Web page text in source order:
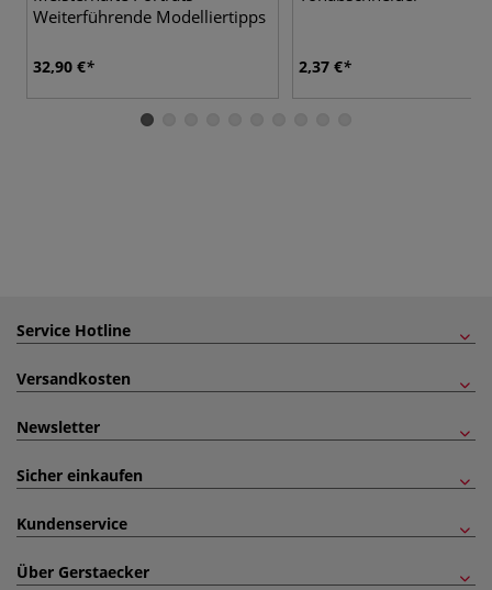
Weiterführende Modelliertipps
32,90 € 2,37 €
Service Hotline
Versandkosten
Newsletter
Sicher einkaufen
Kundenservice
Über Gerstaecker